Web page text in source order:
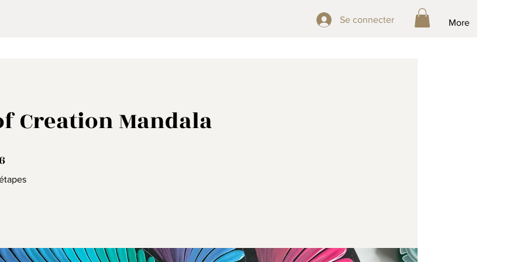
Se connecter
More
Se connecter
Creation Mandala
6 étapes